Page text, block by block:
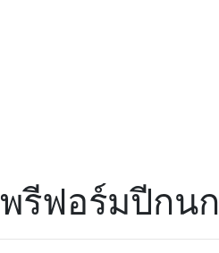
พรีฟอร์มปีกนก